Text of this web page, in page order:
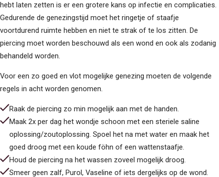
hebt laten zetten is er een grotere kans op infectie en complicaties.
Gedurende de genezingstijd moet het ringetje of staafje
voortdurend ruimte hebben en niet te strak of te los zitten. De
piercing moet worden beschouwd als een wond en ook als zodanig
behandeld worden.
Voor een zo goed en vlot mogelijke genezing moeten de volgende
regels in acht worden genomen.
Raak de piercing zo min mogelijk aan met de handen.
Maak 2x per dag het wondje schoon met een steriele saline
oplossing/zoutoplossing. Spoel het na met water en maak het
goed droog met een koude föhn of een wattenstaafje.
Houd de piercing na het wassen zoveel mogelijk droog.
Smeer geen zalf, Purol, Vaseline of iets dergelijks op de wond.